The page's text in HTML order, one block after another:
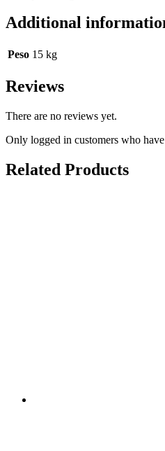
Additional
Peso 15 kg
Reviews
There are no reviews yet.
Only logged in customers who
Related Products